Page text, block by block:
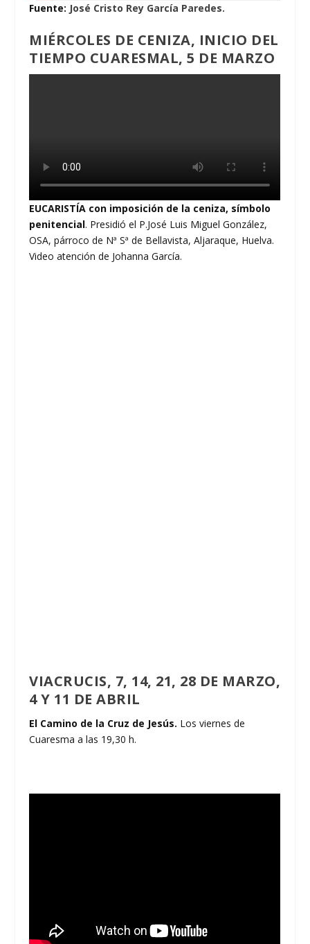
Fuente: José Cristo Rey García Paredes.
MIÉRCOLES DE CENIZA, INICIO DEL
TIEMPO CUARESMAL, 5 DE MARZO
EUCARISTÍA con imposición de la ceniza, símbolo
penitencial. Presidió el P.José Luis Miguel González,
OSA, párroco de Nª Sª de Bellavista, Aljaraque, Huelva.
Video atención de Johanna García.
VIACRUCIS, 7, 14, 21, 28 DE MARZO,
4 Y 11 DE ABRIL
El Camino de la Cruz de Jesús. Los viernes de
Cuaresma a las 19,30 h.